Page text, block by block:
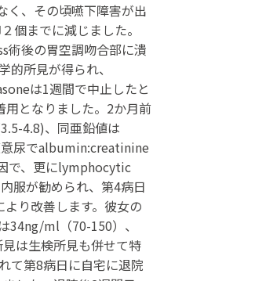
く、その頃嚥下障害が出
個までに減じました。
術後の胃空調吻合部に潰
所見が得られ、
は1週間で中止したと
となりました。2か月前
4.8)、同亜鉛値は
尿でalbumin:creatinine
で、更にlymphocytic
服が勧められ、第4病日
り改善します。彼女の
34ng/ml（70-150）、
は生検所見も併せて特
て第8病日に自宅に退院